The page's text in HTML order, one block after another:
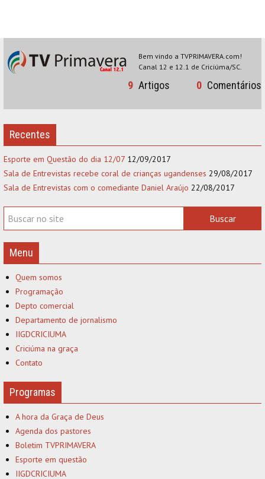
Bem vindo a TVPRIMAVERA.com!
Canal 12 e 12.1 de Criciúma/SC.
9 Artigos 0 Comentários
Recentes
Esporte em Questão do dia 12/07 12/09/2017
Sala de Entrevistas recebe coral de crianças ugandenses 29/08/2017
Sala de Entrevistas com o comediante Daniel Araújo 22/08/2017
Menu
Quem somos
Programação
Depto comercial
Departamento de jornalismo
IIGDCRICIUMA
Criciúma na graça
Contato
Programas
A hora da Graça de Deus
Agenda dos pastores
Boletim TVPRIMAVERA
Esporte em questão
IIGDCRICIUMA